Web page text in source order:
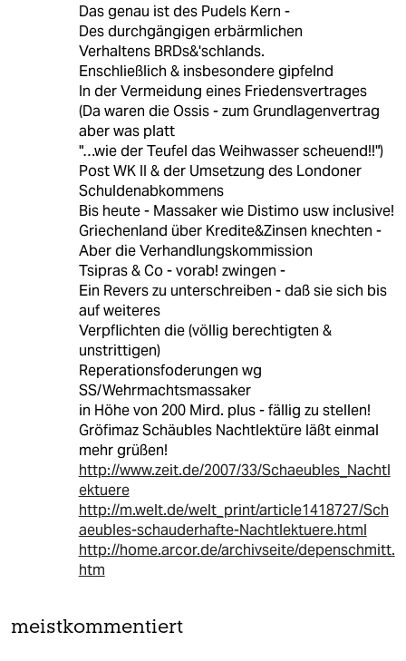
Das genau ist des Pudels Kern -
Des durchgängigen erbärmlichen
Verhaltens BRDs&'schlands.
Enschließlich & insbesondere gipfelnd
In der Vermeidung eines Friedensvertrages
(Da waren die Ossis - zum Grundlagenvertrag
aber was platt
"…wie der Teufel das Weihwasser scheuend!!")
Post WK II & der Umsetzung des Londoner
Schuldenabkommens
Bis heute - Massaker wie Distimo usw inclusive!
Griechenland über Kredite&Zinsen knechten -
Aber die Verhandlungskommission
Tsipras & Co - vorab! zwingen -
Ein Revers zu unterschreiben - daß sie sich bis
auf weiteres
Verpflichten die (völlig berechtigten &
unstrittigen)
Reperationsfoderungen wg
SS/Wehrmachtsmassaker
in Höhe von 200 Mird. plus - fällig zu stellen!
Gröfimaz Schäubles Nachtlektüre läßt einmal
mehr grüßen!
http://www.zeit.de/2007/33/Schaeubles_Nachtl
ektuere
http://m.welt.de/welt_print/article1418727/Sch
aeubles-schauderhafte-Nachtlektuere.html
http://home.arcor.de/archivseite/depenschmitt.
htm
meistkommentiert